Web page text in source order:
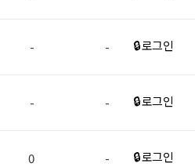
- - 🔒 로그인
- - 🔒 로그인
0 - 🔒 로그인